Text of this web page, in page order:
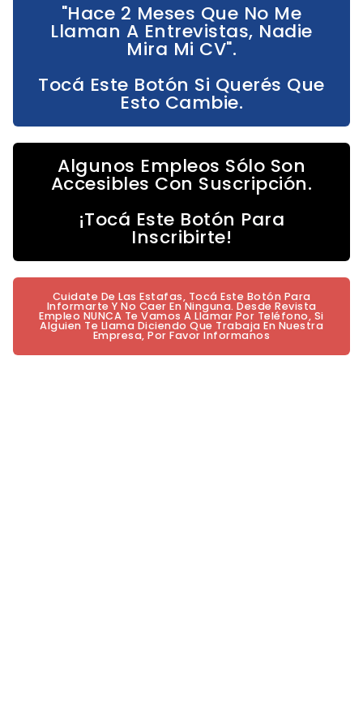
"Hace 2 Meses Que No Me
Llaman A Entrevistas, Nadie
Mira Mi CV".
Tocá Este Botón Si Querés Que
Esto Cambie.
Algunos Empleos Sólo Son
Accesibles Con Suscripción.
¡Tocá Este Botón Para
Inscribirte!
Cuidate De Las Estafas, Tocá Este Botón Para
Informarte Y No Caer En Ninguna. Desde Revista
Empleo NUNCA Te Vamos A Llamar Por Teléfono, Si
Alguien Te Llama Diciendo Que Trabaja En Nuestra
Empresa, Por Favor Informanos